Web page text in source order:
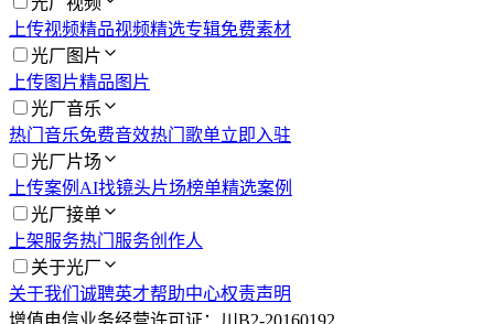
上传视频精品视频精选专辑免费素材
光厂图片
上传图片精品图片
光厂音乐
热门音乐免费音效热门歌单立即入驻
光厂片场
上传案例 AI找镜头片场榜单精选案例
光厂接单
上架服务热门服务创作人
关于光厂
关于我们 诚聘英才帮助中心权责声明